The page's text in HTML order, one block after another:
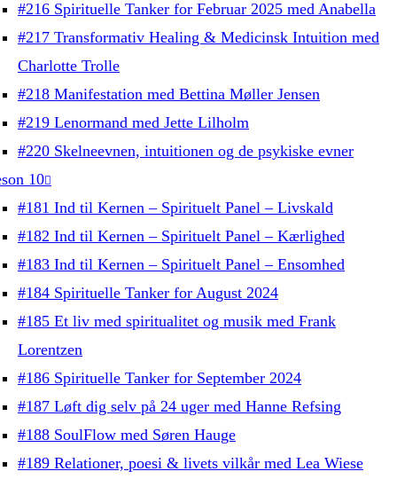
#216 Spirituelle Tanker for Februar 2025 med Anabella
#217 Transformativ Healing & Medicinsk Intuition med
Charlotte Trolle
#218 Manifestation med Bettina Møller Jensen
#219 Lenormand med Jette Lilholm
#220 Skelneevnen, intuitionen og de psykiske evner
10
#181 Ind til Kernen – Spirituelt Panel – Livskald
#182 Ind til Kernen – Spirituelt Panel – Kærlighed
#183 Ind til Kernen – Spirituelt Panel – Ensomhed
#184 Spirituelle Tanker for August 2024
#185 Et liv med spiritualitet og musik med Frank
Lorentzen
#186 Spirituelle Tanker for September 2024
#187 Løft dig selv på 24 uger med Hanne Refsing
#188 SoulFlow med Søren Hauge
#189 Relationer, poesi & livets vilkår med Lea Wiese